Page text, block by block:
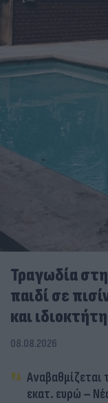
Τραγωδία
παιδί σε
και
08.08.2026
Αναβαθμίζεται
εκατ. ευρώ –